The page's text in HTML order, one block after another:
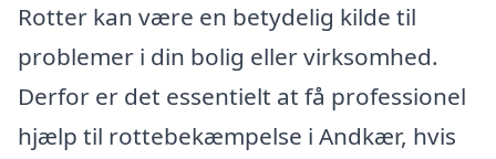
Rotter kan være en betydelig kilde til
problemer i din bolig eller virksomhed.
Derfor er det essentielt at få professionel
hjælp til rottebekæmpelse i Andkær, hvis